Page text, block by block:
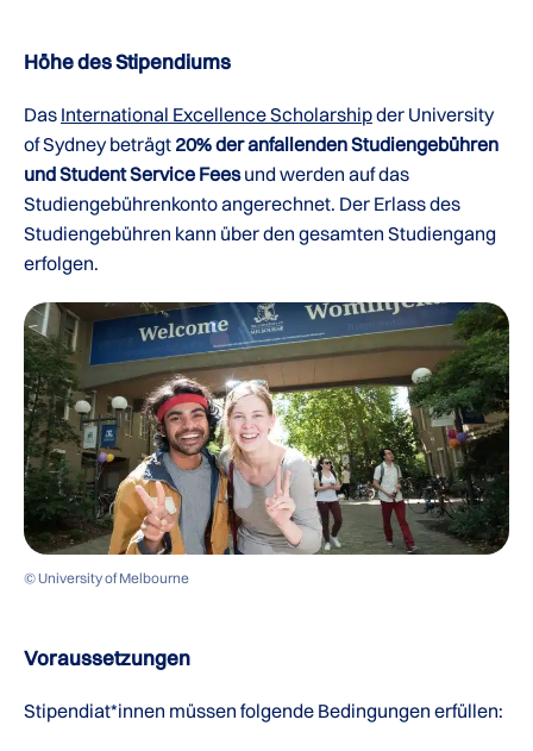
Höhe des Stipendiums
Das International Excellence Scholarshipder University
of Sydney beträgt 20% der anfallenden Studiengebühren
und Student Service Feesund werden auf das
Studiengebührenkonto angerechnet. Der Erlass des
Studiengebühren kann über den gesamten Studiengang
erfolgen.
© University of Melbourne
Voraussetzungen
Stipendiat*innen müssen folgende Bedingungen erfüllen: